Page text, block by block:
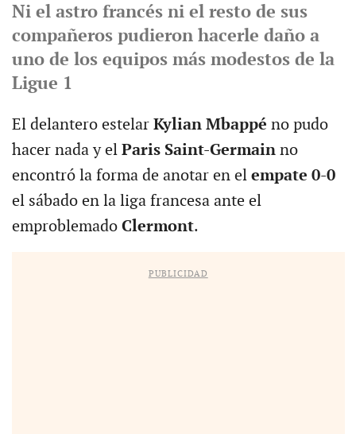
Ni el astro francés ni el resto de sus
compañeros pudieron hacerle daño a
uno de los equipos más modestos de la
Ligue 1
El delantero estelar Kylian Mbappé no pudo
hacer nada y elParis Saint-Germainno
encontró la forma de anotar en el empate 0-0
el sábado en la liga francesa ante el
emproblemado Clermont.
PUBLICIDAD